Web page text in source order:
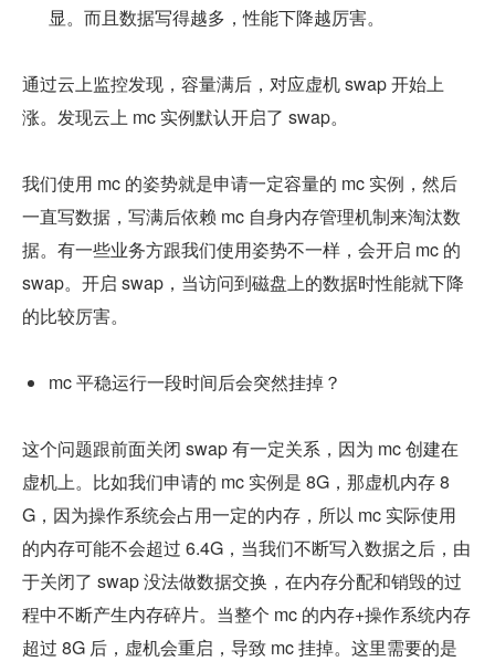
显。而且数据写得越多，性能下降越厉害。
通过云上监控发现，容量满后，对应虚机 swap 开始上
涨。发现云上 mc 实例默认开启了 swap。
我们使用 mc 的姿势就是申请一定容量的 mc 实例，然后
一直写数据，写满后依赖 mc 自身内存管理机制来淘汰数
据。有一些业务方跟我们使用姿势不一样，会开启 mc 的
swap。开启 swap，当访问到磁盘上的数据时性能就下降
的比较厉害。
mc 平稳运行一段时间后会突然挂掉？
这个问题跟前面关闭 swap 有一定关系，因为 mc 创建在
虚机上。比如我们申请的 mc 实例是 8G，那虚机内存 8
G，因为操作系统会占用一定的内存，所以 mc 实际使用
的内存可能不会超过 6.4G，当我们不断写入数据之后，由
于关闭了 swap 没法做数据交换，在内存分配和销毁的过
程中不断产生内存碎片。当整个 mc 的内存+操作系统内存
超过 8G 后，虚机会重启，导致 mc 挂掉。这里需要的是